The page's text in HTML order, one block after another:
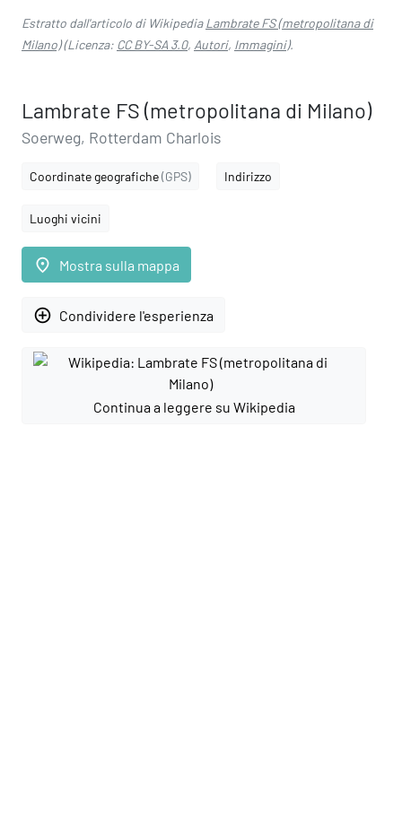
Estratto dall'articolo di WikipediaLambrate FS (metropolitana di
Milano)(Licenza: CC BY-SA 3.0, Autori, Immagini).
Lambrate FS (metropolitana di Milano)
Soerweg, Rotterdam Charlois
Coordinate geografiche(GPS) Indirizzo
Luoghi vicini
place Mostra sulla mappa
add_circle_outline Condividere l'esperienza
Continua a leggere su Wikipedia